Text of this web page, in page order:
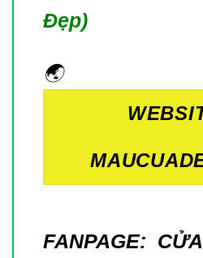
Đẹp)
🌏
FANPAGE: